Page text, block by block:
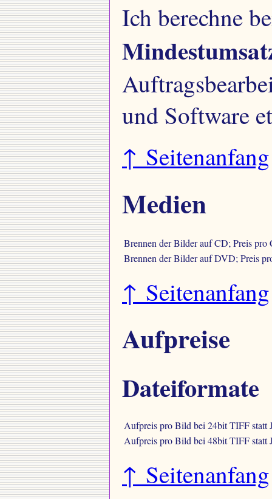
Ich berechne
und Software
↑ Seitenanfang
Medien
Brennen der Bilder auf CD; Preis pro
Brennen der Bilder auf DVD; Preis
↑ Seitenanfang
Aufpreise
Dateiformate
Aufpreis pro Bild bei 24bit TIFF statt
Aufpreis pro Bild bei 48bit TIFF statt
↑ Seitenanfang